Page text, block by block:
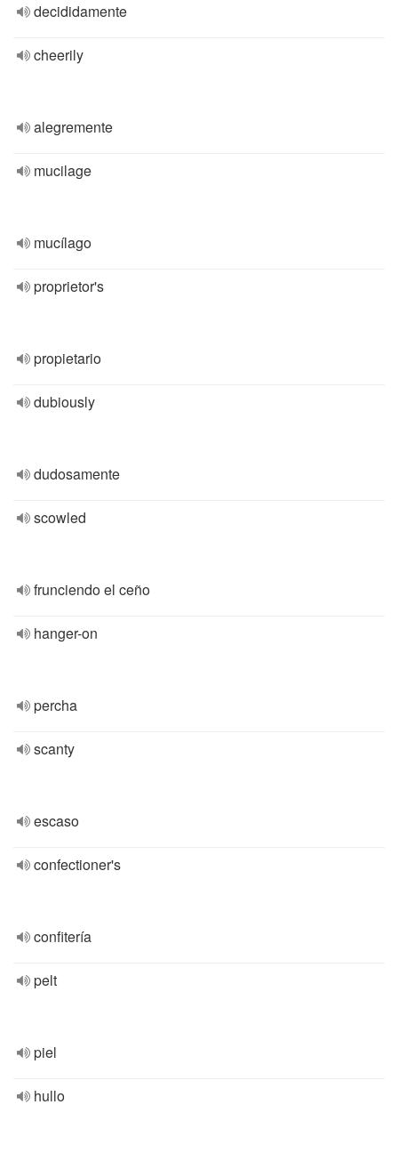
decididamente
cheerily
alegremente
mucilage
mucílago
proprietor's
propietario
dubiously
dudosamente
scowled
frunciendo el ceño
hanger-on
percha
scanty
escaso
confectioner's
confitería
pelt
piel
hullo